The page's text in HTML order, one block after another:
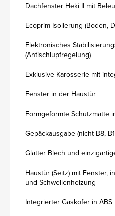
Dachfenster Heki II mit
Ecoprim-Isolierung (Boden,
Elektronisches
(Antischlupfregelung)
Exklusive Karosserie mit
Fenster in der Haustür
Formgeformte Schutzmatte
Gepäckausgabe (nicht B8,
Glatter Blech und
Haustür (Seitz) mit Fenster,
und Schwellenheizung
Integrierter Gaskofer in